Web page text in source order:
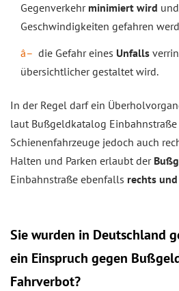
Gegenverkehr minimiert wird
Geschwindigkeiten gefahren
die Gefahr eines Unfalls
übersichtlicher gestaltet wird.
In der Regel darf ein
laut Bußgeldkatalog
Schienenfahrzeuge jedoch auch
Halten und Parken erlaubt der
Einbahnstraße ebenfalls rechts
Sie wurden in Deutschland
ein Einspruch gegen
Fahrverbot?